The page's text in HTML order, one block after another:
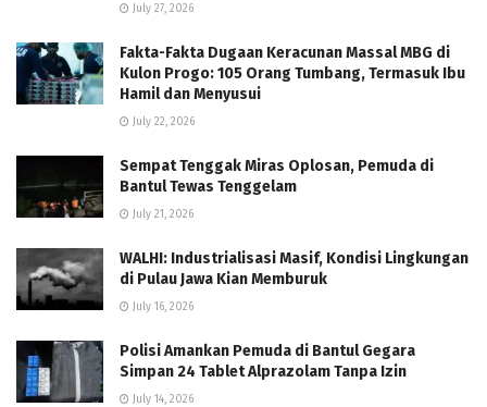
July 27, 2026
Fakta-Fakta Dugaan Keracunan Massal MBG di
Kulon Progo: 105 Orang Tumbang, Termasuk Ibu
Hamil dan Menyusui
July 22, 2026
Sempat Tenggak Miras Oplosan, Pemuda di
Bantul Tewas Tenggelam
July 21, 2026
WALHI: Industrialisasi Masif, Kondisi Lingkungan
di Pulau Jawa Kian Memburuk
July 16, 2026
Polisi Amankan Pemuda di Bantul Gegara
Simpan 24 Tablet Alprazolam Tanpa Izin
July 14, 2026